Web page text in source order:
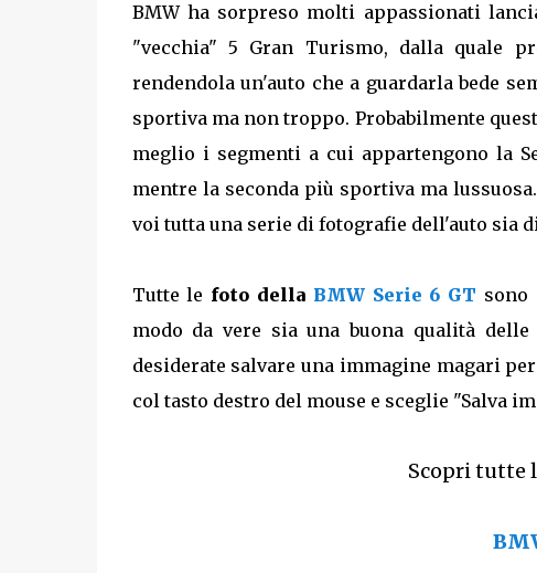
BMW ha sorpreso molti appassionati
"vecchia" 5 Gran Turismo, dalla quale
rendendola un'auto che a guardarla bede
sportiva ma non troppo. Probabilmente
meglio i segmenti a cui appartengono la
mentre la seconda più sportiva ma
voi tutta una serie di fotografie dell'auto sia
Tutte le foto della BMW Serie 6 GT sono
modo da vere sia una buona qualità
desiderate salvare una immagine magari
col tasto destro del mouse e sceglie "Salva
Scopri tutte